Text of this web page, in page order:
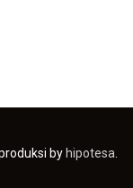
by hipotesa.